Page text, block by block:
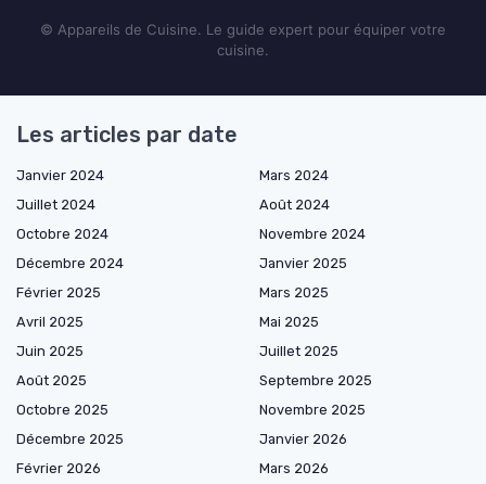
© Appareils de Cuisine. Le guide expert pour équiper votre
cuisine.
Les articles par date
Janvier 2024
Mars 2024
Juillet 2024
Août 2024
Octobre 2024
Novembre 2024
Décembre 2024
Janvier 2025
Février 2025
Mars 2025
Avril 2025
Mai 2025
Juin 2025
Juillet 2025
Août 2025
Septembre 2025
Octobre 2025
Novembre 2025
Décembre 2025
Janvier 2026
Février 2026
Mars 2026